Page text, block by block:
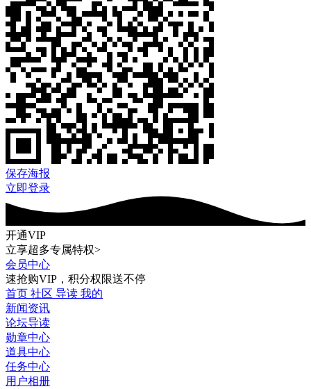
保存海报
立即登录
开通VIP
立享超多专属特权>
会员中心
速抢购VIP，积分权限送不停
首页 社区 导读 我的
新闻资讯
论坛导读
勋章中心
道具中心
任务中心
用户相册